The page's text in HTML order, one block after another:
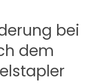
bei
dem